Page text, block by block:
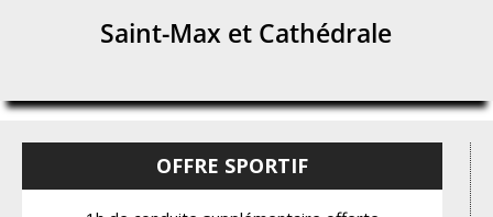
Saint-Max et Cathédrale
OFFRE SPORTIF